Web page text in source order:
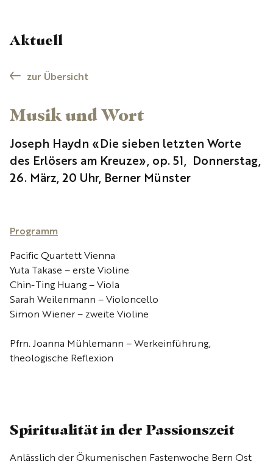
Aktuell
zur Übersicht
Musik und Wort
Joseph Haydn «Die sieben letzten Worte
des Erlösers am Kreuze», op. 51, Donnerstag,
26. März, 20 Uhr, Berner Münster
Programm
Pacific Quartett Vienna
Yuta Takase – erste Violine
Chin-Ting Huang – Viola
Sarah Weilenmann – Violoncello
Simon Wiener – zweite Violine
Pfrn. Joanna Mühlemann – Werkeinführung,
theologische Reflexion
Spiritualität in der Passionszeit
Anlässlich der Ökumenischen Fastenwoche Bern Ost